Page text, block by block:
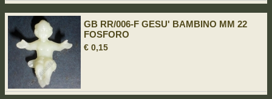
GB RR/006-F GESU' BAMBINO MM 22
FOSFORO
€ 0,15